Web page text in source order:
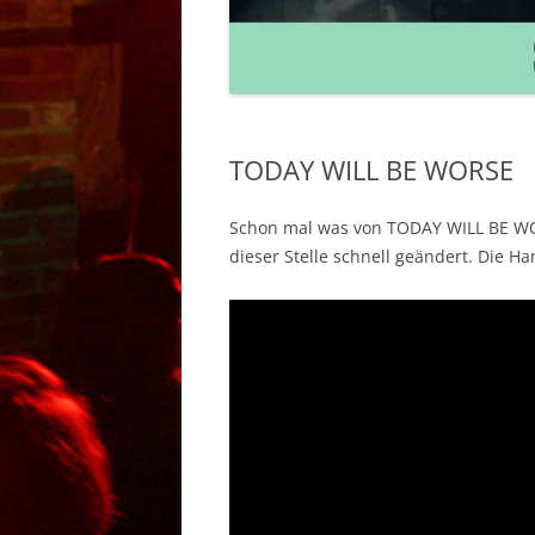
BANDS 2011 –
TODAY WILL BE WORSE
Schon mal was von TODAY WILL BE
dieser Stelle schnell geändert. Die